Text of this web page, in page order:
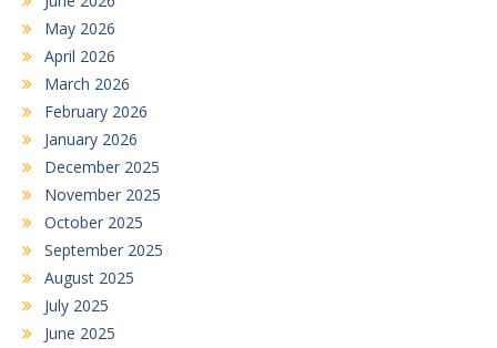
May 2026
April 2026
March 2026
February 2026
January 2026
December 2025
November 2025
October 2025
September 2025
August 2025
July 2025
June 2025